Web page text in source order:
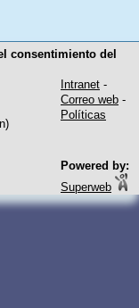
consentimiento del
Intranet -
Correo web -
Políticas
Powered by:
Superweb